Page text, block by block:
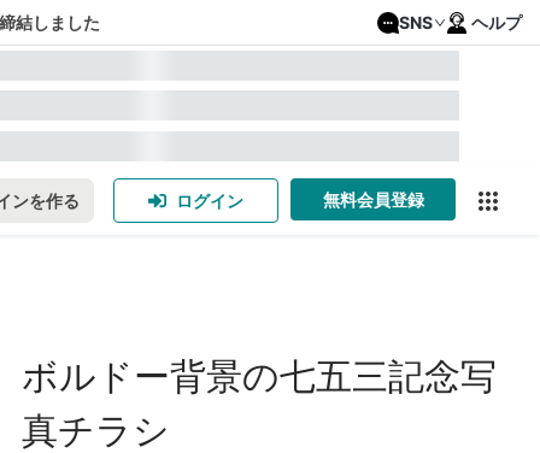
結しました SNS ヘルプ
ンを作る ログイン 無料会員登録
ボルドー背景の七五三記念写
真チラシ